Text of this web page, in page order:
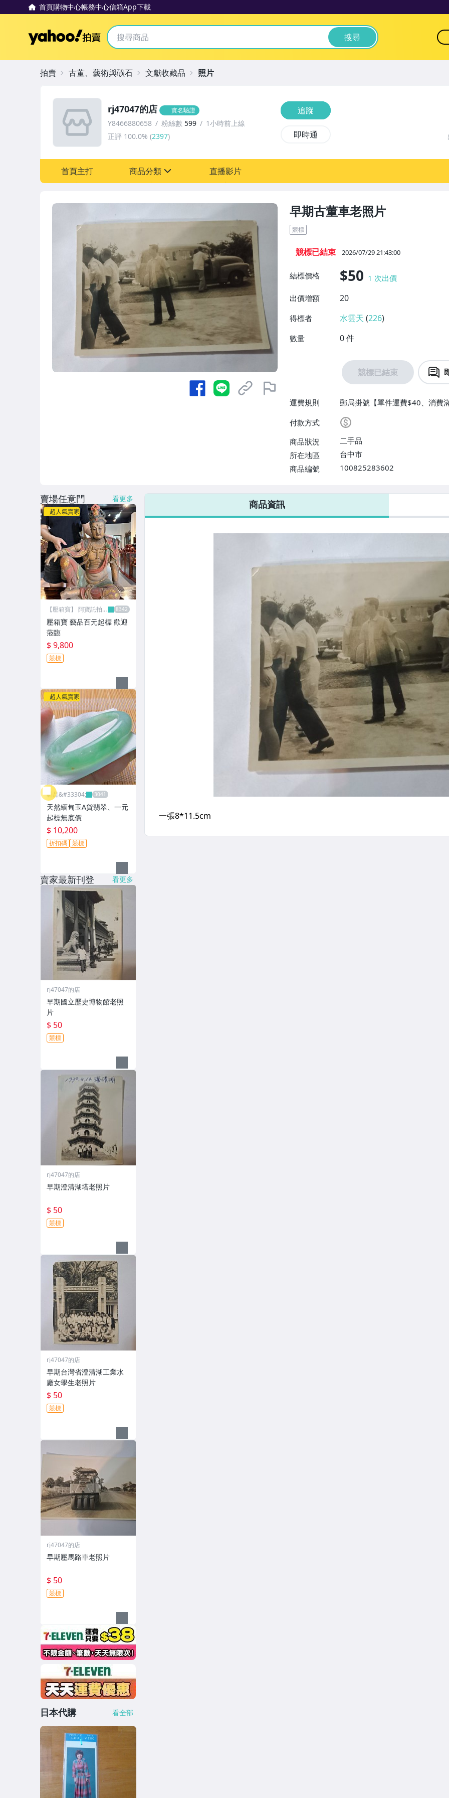
首頁購物中心帳務中心信箱App下載
Yahoo拍賣 搜尋
早期古董車老照片
競標
競標已結束 2026/07/29 21:43:00
結標價格 $50 1 次出價
出價增額
20
得標者 水雲天 (226)
數量 0件
競標已結束
運費規則
郵局掛號【單件運費$40、消費
付款方式
商品狀況
二手品
所在地區
台中市
商品編號
100825283602
rj47047的店 實名驗證
Y8466880658 粉絲數 599
1小時前上線
正評 100.0% (2397)
追蹤
即時通
首頁主打 商品分類
古董、藝術與礦石
偶像、球員卡與郵幣
直播影片
拍賣 古董、藝術與礦石 文獻收藏品 照片
商品資訊
賣場任意門 看更多
超人氣賣家
【壓箱寶】 阿寶託拍
壓箱寶 藝品百元起標 歡迎
蒞臨
$ 9,800
競標
超人氣賣家
昕品&#33304;
天然緬甸玉A貨翡翠、一元
起標無底價
$ 10,200
折扣碼 競標
賣家最新刊登 看更多
rj47047的店
早期國立歷史博物館老照
片
$ 50
競標
rj47047的店
早期澄清湖塔老照片
$ 50
競標
rj47047的店
早期台灣省澄清湖工業水
廠女學生老照片
$ 50
競標
rj47047的店
早期壓馬路車老照片
$ 50
競標
日本代購 看全部